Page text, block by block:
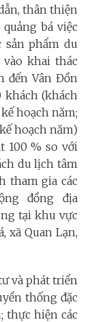
thân thiện
bá việc
sản phẩm du
vào khai thác
đến Vân Đồn
khách (khách
hoạch năm;
kế hoạch năm)
100 % so với
du lịch tâm
tham gia các
đồng địa
tại khu vực
xã Quan Lạn,
và phát triển
thống đặc
thực hiện các